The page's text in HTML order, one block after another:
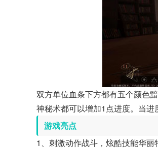
双方单位血条下方都有五个颜色
神秘术都可以增加1点进度。当进
游戏亮点
1、刺激动作战斗，炫酷技能华